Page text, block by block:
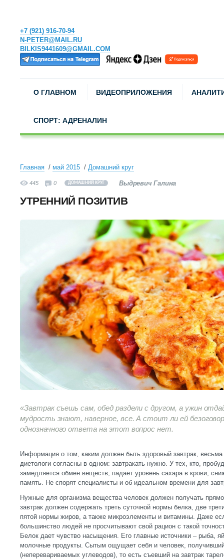
+7 (921) 916-70-94
N-PETER@MAIL.RU
BILKIS9441609@GMAIL.COM
О ГЛАВНОМ ВИДЕОПРИЛОЖЕНИЯ
СПОРТ: АДРЕНАЛИН
Главная май 2015 Домашний круг
445 0 ДОМАШНИЙ КРУГ Выдревич Галина
УТРЕННИЙ ПОЗИТИВ
«Завтрак съешь сам, обед раздели с другом, а ужин
мудрость знают, наверное, все. А стоит ли ей
однозначного ответа на этот вопрос нет.
Информация о том, каким должен быть здоровый завтрак,
диетологи согласны в одном: завтракать нужно. У тех, кто,
замедляется обмен веществ, падает уровень сахара в крови,
память. Не спорят специалисты и об идеальном времени для
Нужные для организма вещества человек должен получать
завтрак должен содержать треть суточной нормы белка, две
пятой нормы жиров, а также микроэлементы и витамины. Даже
большинство людей не просчитывают свой рацион с такой
Белок дает чувство насыщения. Его главные источники – рыба,
молочные продукты. Сытым ощущает себя и человек, получивший
(неперевариваемых углеводов), то есть съевший на завтрак